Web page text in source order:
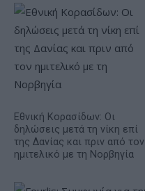
Εθνική Κορασίδων: Οι
δηλώσεις μετά τη νίκη επί
της Δανίας και πριν από τον
ημιτελικό με τη Νορβηγία